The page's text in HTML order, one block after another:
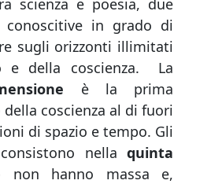
scienza e poesia, due
conoscitive in grado di
sugli orizzonti illimitati
e della coscienza.
La
è la prima
della coscienza al di fuori
di spazio e tempo. Gli
nella quinta
non hanno massa e,